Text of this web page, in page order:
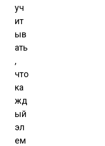
уч
ит
ыв
ать
,
что
ка
жд
ый
эл
ем